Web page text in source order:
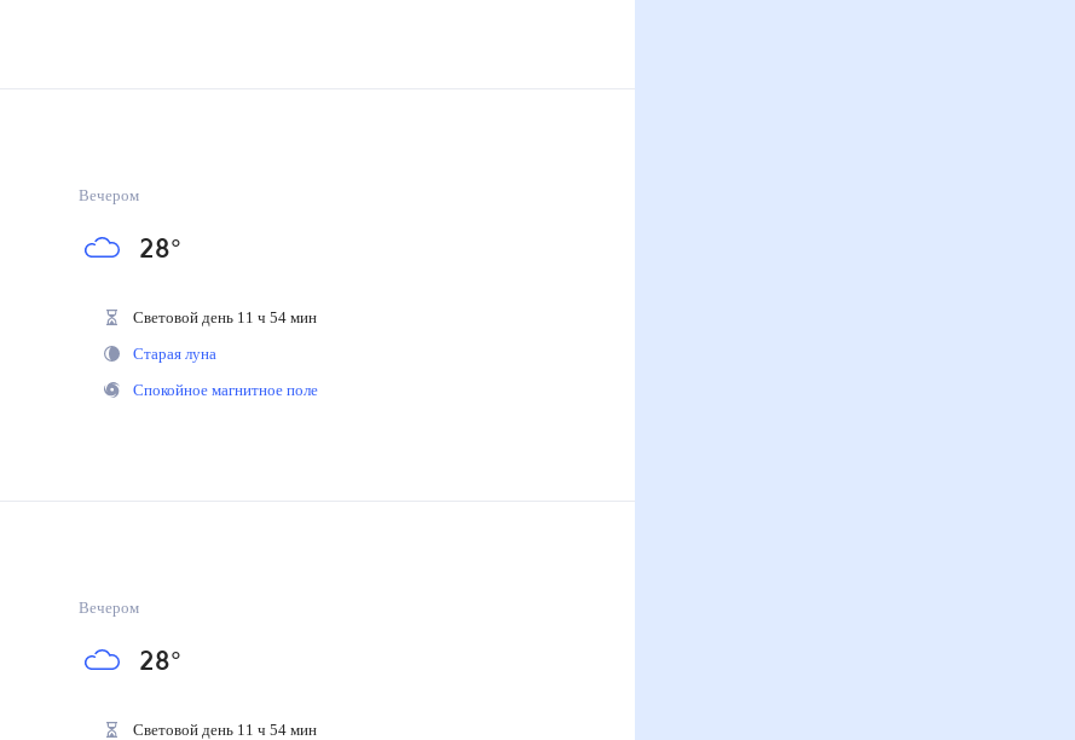
Вечером
28°
Световой день 11 ч 54 мин
Старая луна
Спокойное магнитное поле
Вечером
28°
Световой день 11 ч 54 мин